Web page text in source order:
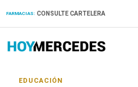
FARMACIAS: CONSULTE CARTELERA